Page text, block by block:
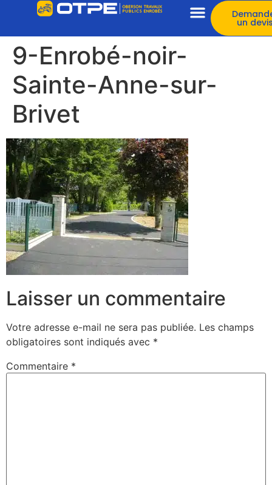
un
9-Enrobé-noir-
Sainte-Anne-sur-
Brivet
Laisser un commentaire
Votre adresse e-mail ne sera pas publiée. Les champs
obligatoires sont indiqués avec *
Commentaire *